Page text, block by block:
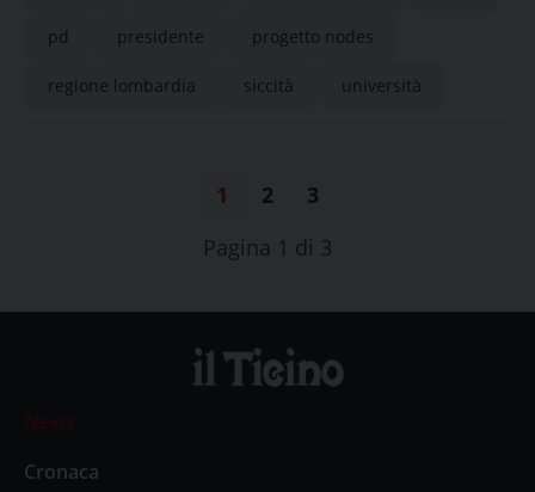
pd presidente progetto nodes
regione lombardia siccità università
1 2
3
Pagina 1 di 3
News
Cronaca